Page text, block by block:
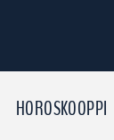
HOROSKOOPPI